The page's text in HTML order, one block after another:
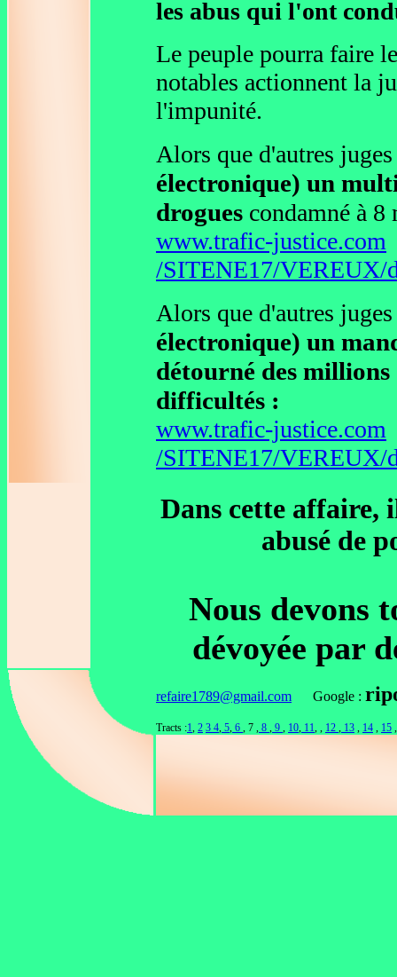
les abus qui l'ont
Le peuple pourra faire
notables actionnent la
l'impunité.
Alors que d'autres
électronique) un
drogues condamné à
www.trafic-justice.com
/SITENE17/VEREUX/
Alors que d'autres
électronique) un
détourné des
difficultés :
www.trafic-justice.com
/SITENE17/VEREUX/
Dans cette affaire,
abusé de
Nous devons
dévoyée par
refaire1789@gmail.com Google :
Tracts :1, 2 3 4, 5, 6 , 7 , 8 , 9 , 10, 11, , 12 , 13 , 14 , 15